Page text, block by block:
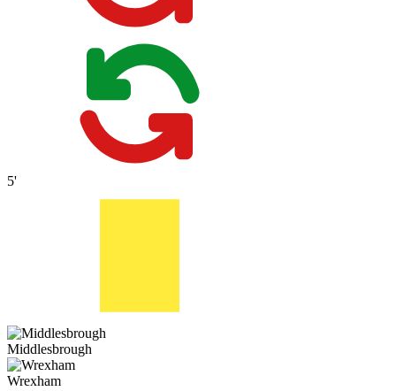
5'
Middlesbrough
Wrexham